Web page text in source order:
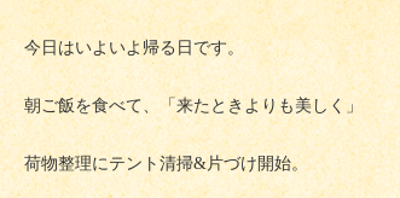
今日はいよいよ帰る日です。
朝ご飯を食べて、「来たときよりも美しく」
荷物整理にテント清掃&片づけ開始。